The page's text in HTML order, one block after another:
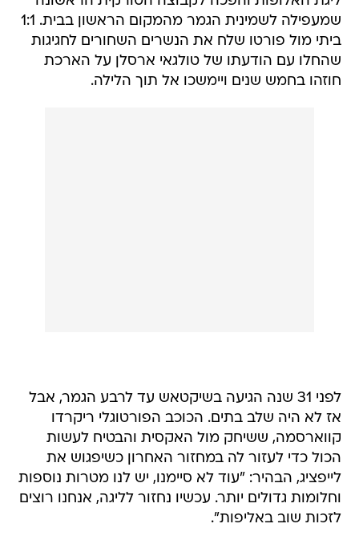
שמעפילה לשמינית הגמר מהמקום הראשון בבית. 1:1
ביתי מול פורטו שלח את הנשרים השחורים לחגיגות
שהחלו עם הודעתו של טולגאי ארסלן על הארכת
חוזהו בחמש שנים ויימשכו אל תוך הלילה.
לפני 31 שנה הגיעה בשיקטאש עד לרבע הגמר, אבל
אז לא היה שלב בתים. הכוכב הפורטוגלי ריקרדו
קווארסמה, ששיחק מול האקסית והבטיח לעשות
הכול כדי לעזור לה במחזור האחרון כשיפגוש את
לייפציג, הבהיר: "עוד לא סיימנו, יש לנו מטרות נוספות
וחלומות גדולים יותר. עכשיו נחזור לליגה, אנחנו רוצים
לזכות שוב באליפות".